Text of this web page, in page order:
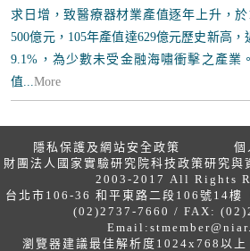
求日增，致醫療器材業產值逐年上升，於
500億元，105年產值達629億元歷史新高
9.1%，為少數未受金融海嘯衝擊之產業
值...More
隱私保護及網站安全政策
個
財團法人國家實驗研究院科技政策研究與
2003-2017 All Rights
台北市106-36 和平東路二段106號14樓
(02)2737-7660 / FAX:
Email:
瀏覽器建議最佳解析度1024x768以